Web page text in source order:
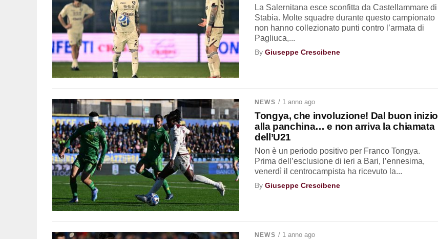
La Salernitana esce sconfitta da Castellammare di
Stabia. Molte squadre durante questo campionato
non hanno collezionato punti contro l’armata di
Pagliuca,...
ByGiuseppe Crescibene
NEWS / 1 anno ago
Tongya, che involuzione! Dal buon inizio
alla panchina… e non arriva la chiamata
dell’U21
Non è un periodo positivo per Franco Tongya.
Prima dell’esclusione di ieri a Bari, l’ennesima,
venerdì il centrocampista ha ricevuto la...
ByGiuseppe Crescibene
NEWS / 1 anno ago